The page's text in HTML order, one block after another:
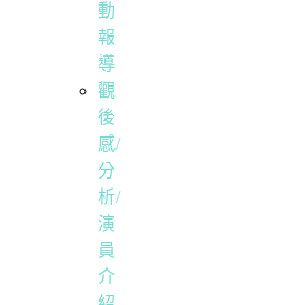
動
報
導
觀
後
感/
分
析/
演
員
介